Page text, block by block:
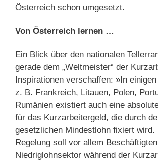
Österreich schon umgesetzt.
Von Österreich lernen …
Ein Blick über den nationalen
gerade dem „Weltmeister“ der
Inspirationen verschaffen: »In
z. B. Frankreich, Litauen, Polen,
Rumänien existiert auch eine
für das Kurzarbeitergeld, die durch
gesetzlichen Mindestlohn fixiert wird.
Regelung soll vor allem
Niedriglohnsektor während der